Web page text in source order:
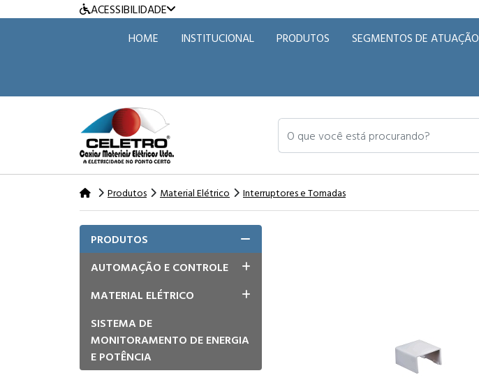
ACESSIBILIDADE
HOME
INSTITUCIONAL PRODUTOS SEGMENTOS DE ATUAÇÃO
O que você está procurando?
Produtos Material Elétrico Interruptores e Tomadas
PRODUTOS
AUTOMAÇÃO E CONTROLE
MATERIAL ELÉTRICO
SISTEMA DE
MONITORAMENTO DE ENERGIA
E POTÊNCIA